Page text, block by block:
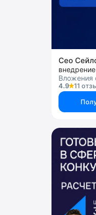
Сео
Вложения
4.9
11